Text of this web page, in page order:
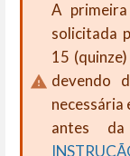
A
solicitada
15
devendo
necessária
antes